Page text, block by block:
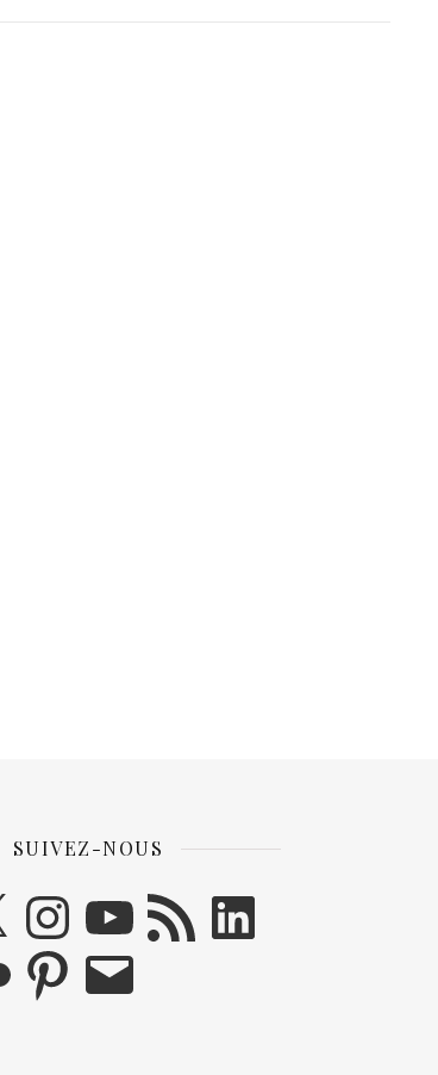
SUIVEZ-NOUS
InstagramYouTubeFlux RSSLinkedIn
PinterestE-mail